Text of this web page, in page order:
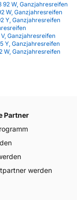
92 W, Ganzjahresreifen
W, Ganzjahresreifen
Y, Ganzjahresreifen
Ganzjahresreifen
Y, Ganzjahresreifen
W, Ganzjahresreifen
Partner
werden